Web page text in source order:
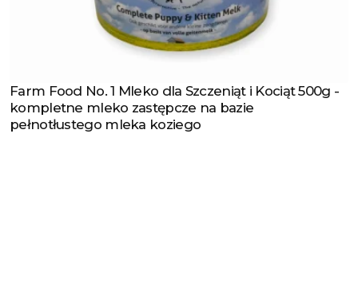
Zobacz produkt
Farm Food No. 1 Mleko dla Szczeniąt i Kociąt 500g -
kompletne mleko zastępcze na bazie
pełnotłustego mleka koziego